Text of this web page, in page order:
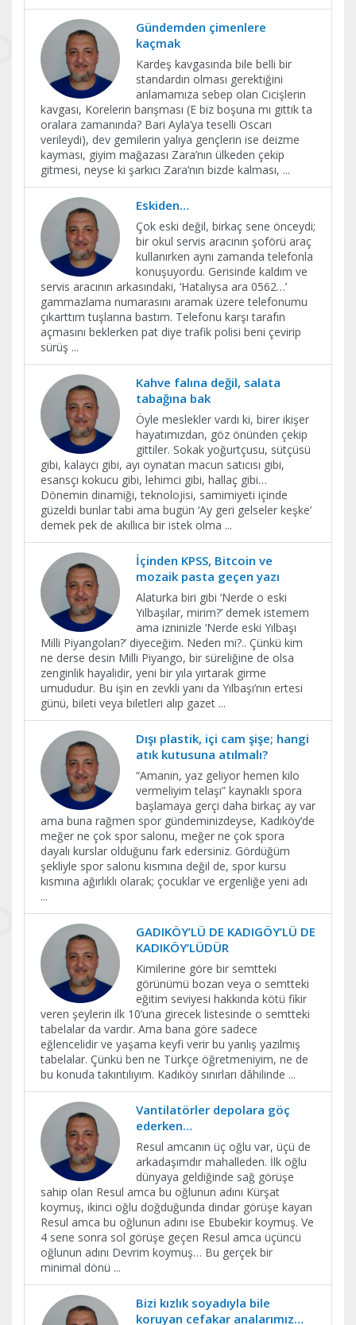
Gündemden çimenlere
kaçmak
Kardeş kavgasında bile belli bir
standardın olması gerektiğini
anlamamıza sebep olan Cicişlerin
kavgası, Korelerin barışması (E biz boşuna mı gittik ta
oralara zamanında? Bari Ayla’ya teselli Oscarı
verileydi), dev gemilerin yalıya gençlerin ise deizme
kayması, giyim mağazası Zara’nın ülkeden çekip
gitmesi, neyse ki şarkıcı Zara’nın bizde kalması, ...
Eskiden…
Çok eski değil, birkaç sene önceydi;
bir okul servis aracının şoförü araç
kullanırken aynı zamanda telefonla
konuşuyordu. Gerisinde kaldım ve
servis aracının arkasındaki, ‘Hatalıysa ara 0562…’
gammazlama numarasını aramak üzere telefonumu
çıkarttım tuşlarına bastım. Telefonu karşı tarafın
açmasını beklerken pat diye trafik polisi beni çevirip
sürüş ...
Kahve falına değil, salata
tabağına bak
Öyle meslekler vardı ki, birer ikişer
hayatımızdan, göz önünden çekip
gittiler. Sokak yoğurtçusu, sütçüsü
gibi, kalaycı gibi, ayı oynatan macun satıcısı gibi,
esansçı kokucu gibi, lehimci gibi, hallaç gibi…
Dönemin dinamiği, teknolojisi, samimiyeti içinde
güzeldi bunlar tabi ama bugün ‘Ay geri gelseler keşke’
demek pek de akıllıca bir istek olma ...
İçinden KPSS, Bitcoin ve
mozaik pasta geçen yazı
Alaturka biri gibi ‘Nerde o eski
Yılbaşılar, mirim?’ demek istemem
ama izninizle ‘Nerde eski Yılbaşı
Milli Piyangoları?’ diyeceğim. Neden mi?.. Çünkü kim
ne derse desin Milli Piyango, bir süreliğine de olsa
zenginlik hayalidir, yeni bir yıla yırtarak girme
umududur. Bu işin en zevkli yanı da Yılbaşı’nın ertesi
günü, bileti veya biletleri alıp gazet ...
Dışı plastik, içi cam şişe; hangi
atık kutusuna atılmalı?
“Amanin, yaz geliyor hemen kilo
vermeliyim telaşı” kaynaklı spora
başlamaya gerçi daha birkaç ay var
ama buna rağmen spor gündeminizdeyse, Kadıköy’de
meğer ne çok spor salonu, meğer ne çok spora
dayalı kurslar olduğunu fark edersiniz. Gördüğüm
şekliyle spor salonu kısmına değil de, spor kursu
kısmına ağırlıklı olarak; çocuklar ve ergenliğe yeni adı
...
GADIKÖY’LÜ DE KADIGÖY’LÜ DE
KADIKÖY’LÜDÜR
Kimilerine göre bir semtteki
görünümü bozan veya o semtteki
eğitim seviyesi hakkında kötü fikir
veren şeylerin ilk 10’una girecek listesinde o semtteki
tabelalar da vardır. Ama bana göre sadece
eğlencelidir ve yaşama keyfi verir bu yanlış yazılmış
tabelalar. Çünkü ben ne Türkçe öğretmeniyim, ne de
bu konuda takıntılıyım. Kadıköy sınırları dâhilinde ...
Vantilatörler depolara göç
ederken…
Resul amcanın üç oğlu var, üçü de
arkadaşımdır mahalleden. İlk oğlu
dünyaya geldiğinde sağ görüşe
sahip olan Resul amca bu oğlunun adını Kürşat
koymuş, ikinci oğlu doğduğunda dindar görüşe kayan
Resul amca bu oğlunun adını ise Ebubekir koymuş. Ve
4 sene sonra sol görüşe geçen Resul amca üçüncü
oğlunun adını Devrim koymuş… Bu gerçek bir
minimal dönü ...
Bizi kızlık soyadıyla bile
koruyan cefakar analarımız…